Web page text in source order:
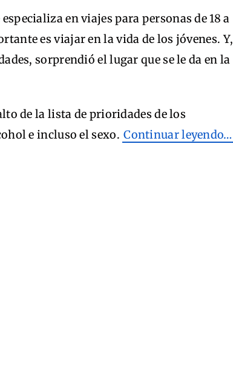
en viajes para personas de 18 a
es viajar en la vida de los jóvenes. Y,
sorprendió el lugar que se le da en la
de la lista de prioridades de los
e incluso el sexo. Continuar leyendo…